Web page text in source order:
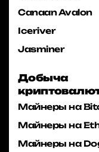
Canaan Avalon
Iceriver
Jasminer
Добыча
Майнеры на
Майнеры на
Майнеры на